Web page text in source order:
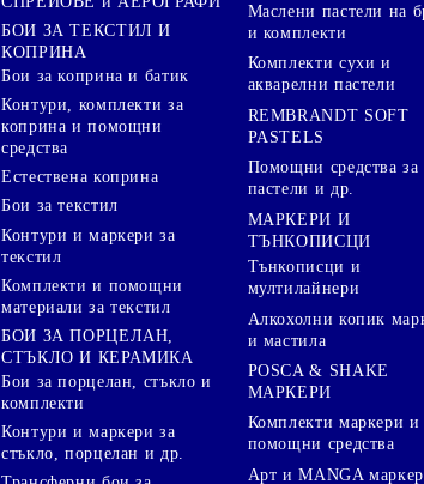
БОИ ЗА ТЕКСТИЛ И
КОПРИНА
Бои за коприна и батик
Контури, комплекти за
коприна и помощни
средства
Естествена коприна
Бои за текстил
Контури и маркери за
текстил
Комплекти и помощни
материали за текстил
БОИ ЗА ПОРЦЕЛАН,
СТЪКЛО И КЕРАМИКА
Бои за порцелан, стъкло и
комплекти
Контури и маркери за
стъкло, порцелан и др.
Маслени пастели на
и комплекти
Комплекти сухи и
акварелни пастели
REMBRANDT SOFT
PASTELS
Помощни средства за
пастели и др.
МАРКЕРИ И
ТЪНКОПИСЦИ
Тънкописци и
мултилайнери
Алкохолни копик
и мастила
POSCA & SHAKE
МАРКЕРИ
Комплекти маркери и
помощни средства
Арт и MANGA